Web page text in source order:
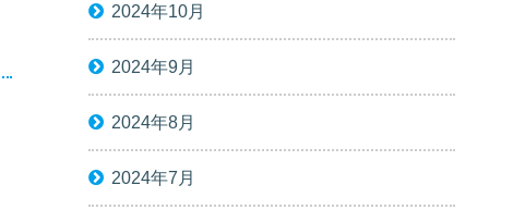
2024年10月
2024年9月
2024年8月
2024年7月